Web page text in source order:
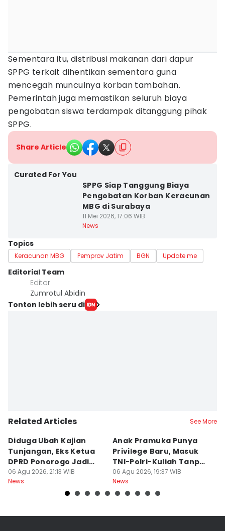
Sementara itu, distribusi makanan dari dapur
SPPG terkait dihentikan sementara guna
mencegah munculnya korban tambahan.
Pemerintah juga memastikan seluruh biaya
pengobatan siswa terdampak ditanggung pihak
SPPG.
Share Article
Curated For You
SPPG Siap Tanggung Biaya
Pengobatan Korban Keracunan
MBG di Surabaya
11 Mei 2026, 17:06 WIB
News
Topics
Keracunan MBG Pemprov Jatim BGN Update me
Editorial Team
Editor
Zumrotul Abidin
Tonton lebih seru di
Related Articles See More
Diduga Ubah Kajian
Tunjangan, Eks Ketua
DPRD Ponorogo Jadi
Tersangka
06 Agu 2026, 21:13 WIB
News
Anak Pramuka Punya
Privilege Baru, Masuk
TNI-Polri-Kuliah Tanpa
Tes
06 Agu 2026, 19:37 WIB
News